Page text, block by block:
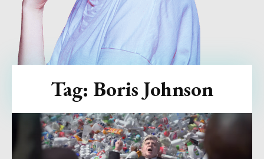
Tag: Boris Johnson